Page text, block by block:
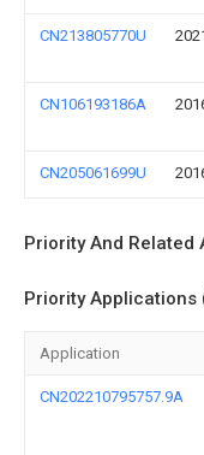
CN213805770U
CN106193186A
CN205061699U
Priority And Related
Priority Applications
Application
CN202210795757.9A